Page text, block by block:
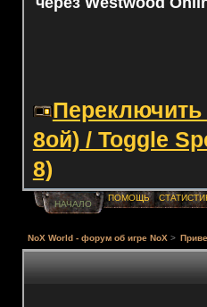
Переключить
8ой) / Toggle
8)
НАЧАЛО
ПОМОЩЬ
NoX World - форум об игре NoX >